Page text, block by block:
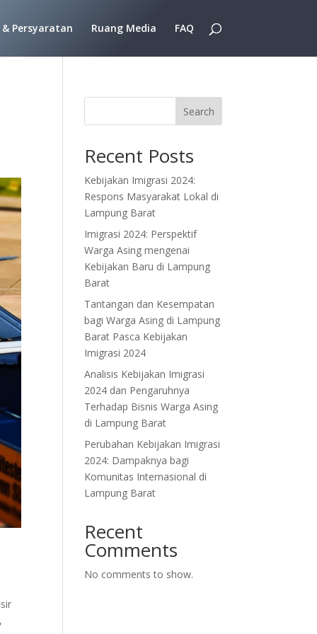
& Persyaratan Ruang Media FAQ
Search
Recent Posts
Kebijakan Imigrasi 2024:
Respons Masyarakat Lokal di
Lampung Barat
Imigrasi 2024: Perspektif
Warga Asing mengenai
Kebijakan Baru di Lampung
Barat
Tantangan dan Kesempatan
bagi Warga Asing di Lampung
Barat Pasca Kebijakan
Imigrasi 2024
Analisis Kebijakan Imigrasi
2024 dan Pengaruhnya
Terhadap Bisnis Warga Asing
di Lampung Barat
Perubahan Kebijakan Imigrasi
2024: Dampaknya bagi
Komunitas Internasional di
Lampung Barat
Recent
Comments
No comments to show.